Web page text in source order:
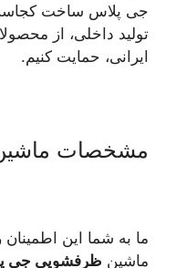
جی پلاس ساخت
تولید داخلی، از
ایرانی، حمایت کنیم.
مشخصات
ما به شما این
ماشین ظرفشویی جی